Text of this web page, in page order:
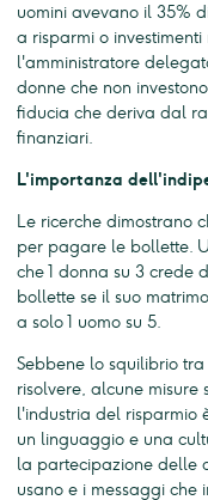
uomini avevano il 35%
a risparmi o
l'amministratore
donne che non
fiducia che deriva dal
finanziari.
L'importanza
Le ricerche dimostrano
per pagare le bollette.
che 1 donna su 3 crede
bollette se il suo
a solo 1 uomo su 5.
Sebbene lo squilibrio
risolvere, alcune misure
l'industria del risparmio
un linguaggio e una
la partecipazione delle
usano e i messaggi che